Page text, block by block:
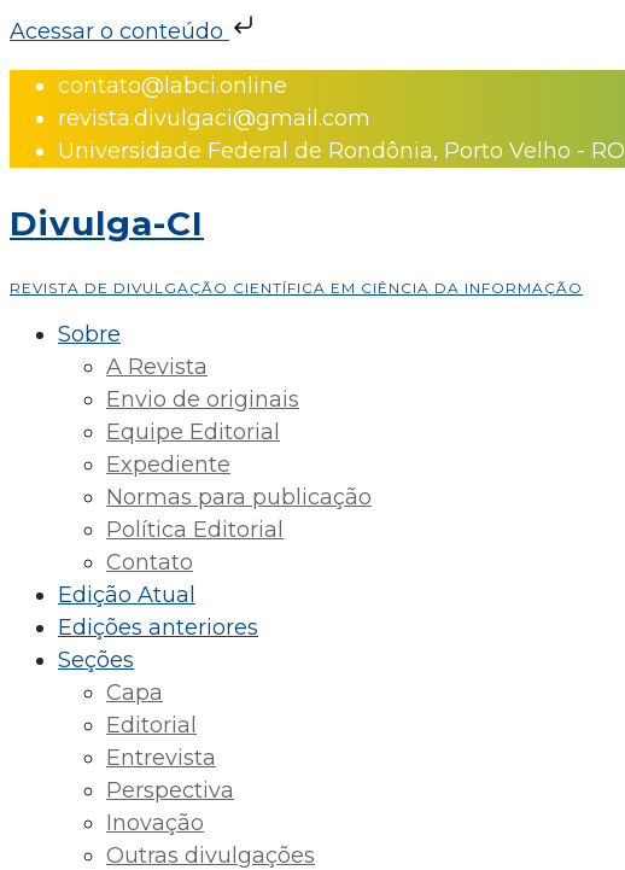
Acessar o conteúdo
Skip
content
contato@labci.online
revista.divulgaci@gmail.com
Universidade Federal de Rondônia, Porto Velho - RO
Divulga-CI
REVISTA DE DIVULGAÇÃO CIENTÍFICA EM CIÊNCIA DA INFORMAÇÃO
Sobre
A Revista
Envio de originais
Equipe Editorial
Expediente
Normas para publicação
Política Editorial
Contato
Edição Atual
Edições anteriores
Seções
Capa
Editorial
Entrevista
Perspectiva
Inovação
Outras divulgações